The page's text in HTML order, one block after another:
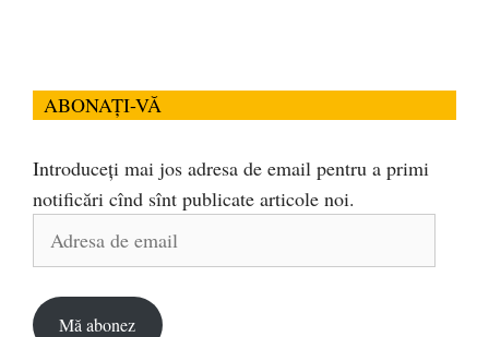
ABONAȚI-VĂ
Introduceți mai jos adresa de email pentru a primi
notificări cînd sînt publicate articole noi.
Adresa
Mă abonez